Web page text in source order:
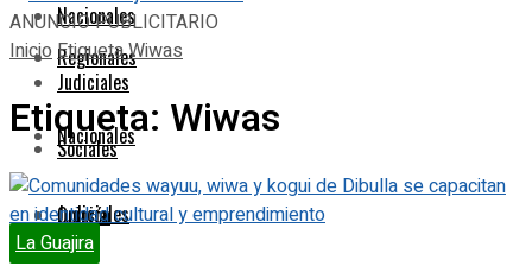
Nacionales
Judiciales
Sociales
Opinión
Regionales
Nacionales
Judiciales
ANUNCIO PUBLICITARIO
InicioEtiquetaWiwas
Etiqueta: Wiwas
La Guajira